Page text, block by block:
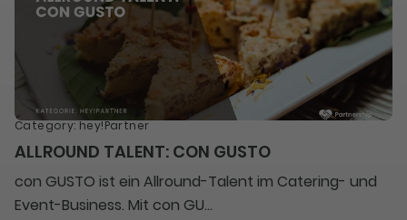
Category:hey!Partner
ALLROUND TALENT: CON GUSTO
con GUSTO ist ein Allround-Talent im Catering- und
Event-Business. Mit con GU...